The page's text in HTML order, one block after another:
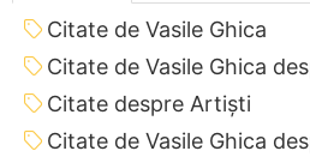
Citate de Vasile Ghica
Citate de Vasile Ghica
Citate despre Artiști
Citate de Vasile Ghica